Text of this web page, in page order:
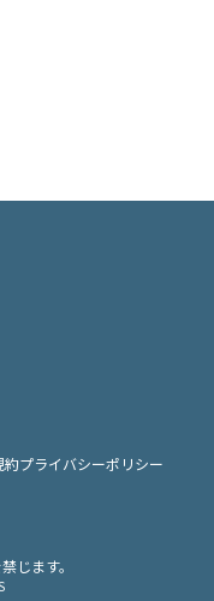
約プライバシーポリシー
じます。